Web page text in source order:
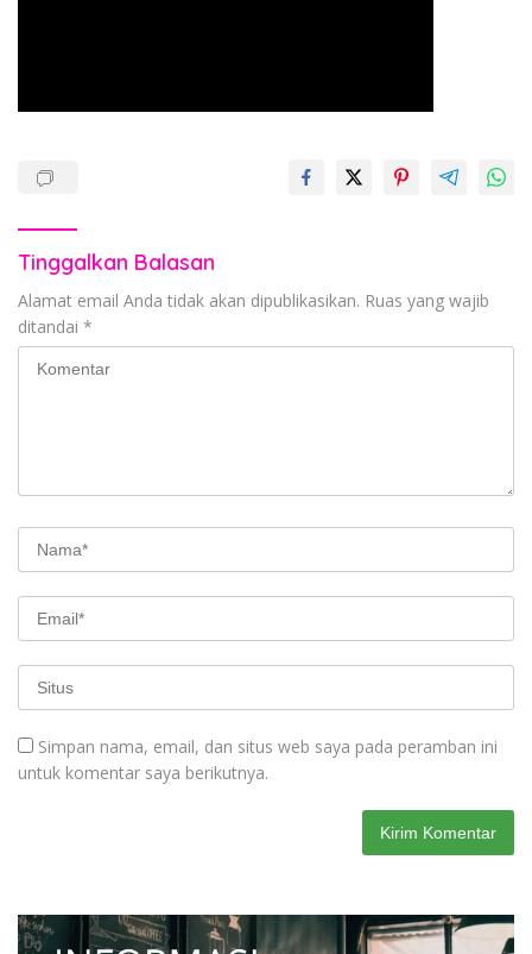
Tinggalkan Balasan
Alamat email Anda tidak akan dipublikasikan. Ruas yang wajib
ditandai *
Simpan nama, email, dan situs web saya pada peramban ini
untuk komentar saya berikutnya.